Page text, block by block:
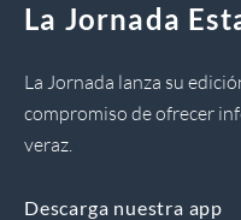
La Jornada
La Jornada lanza su
compromiso de ofrecer
veraz.
Descarga nuestra app